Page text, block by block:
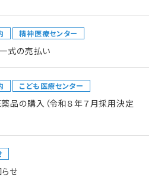
精神医療センター
式の売払い
こども医療センター
の購入（令和８年７月採用決定
せ